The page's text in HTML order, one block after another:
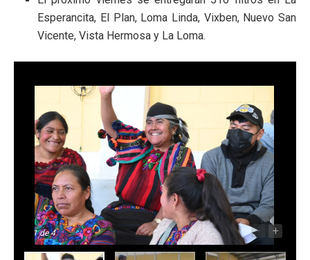
Esperancita, El Plan, Loma Linda, Vixben, Nuevo San
Vicente, Vista Hermosa y La Loma.
1de 4 - +